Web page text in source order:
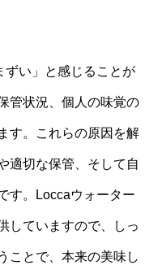
ずい」と感じることが
管状況、個人の味覚の
す。これらの原因を解
適切な保管、そして自
す。Loccaウォーター
していますので、しっ
ことで、本来の美味し